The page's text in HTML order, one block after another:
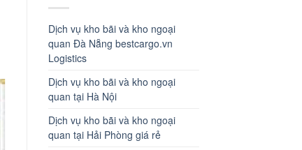
Dịch vụ kho bãi và kho ngoại
quan Đà Nẵng bestcargo.vn
Logistics
Dịch vụ kho bãi và kho ngoại
quan tại Hà Nội
Dịch vụ kho bãi và kho ngoại
quan tại Hải Phòng giá rẻ